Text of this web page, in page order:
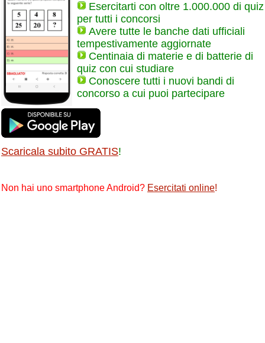
Esercitarti con oltre 1.000.000 di quiz
per tutti i concorsi
Avere tutte le banche dati ufficiali
tempestivamente aggiornate
Centinaia di materie e di batterie di
quiz con cui studiare
Conoscere tutti i nuovi bandi di
concorso a cui puoi partecipare
Scaricala subito GRATIS!
Non hai uno smartphone Android? Esercitati online!